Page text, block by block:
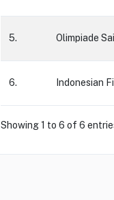
5. Olimpiade
6. Indonesian
Showing 1 to 6 of 6